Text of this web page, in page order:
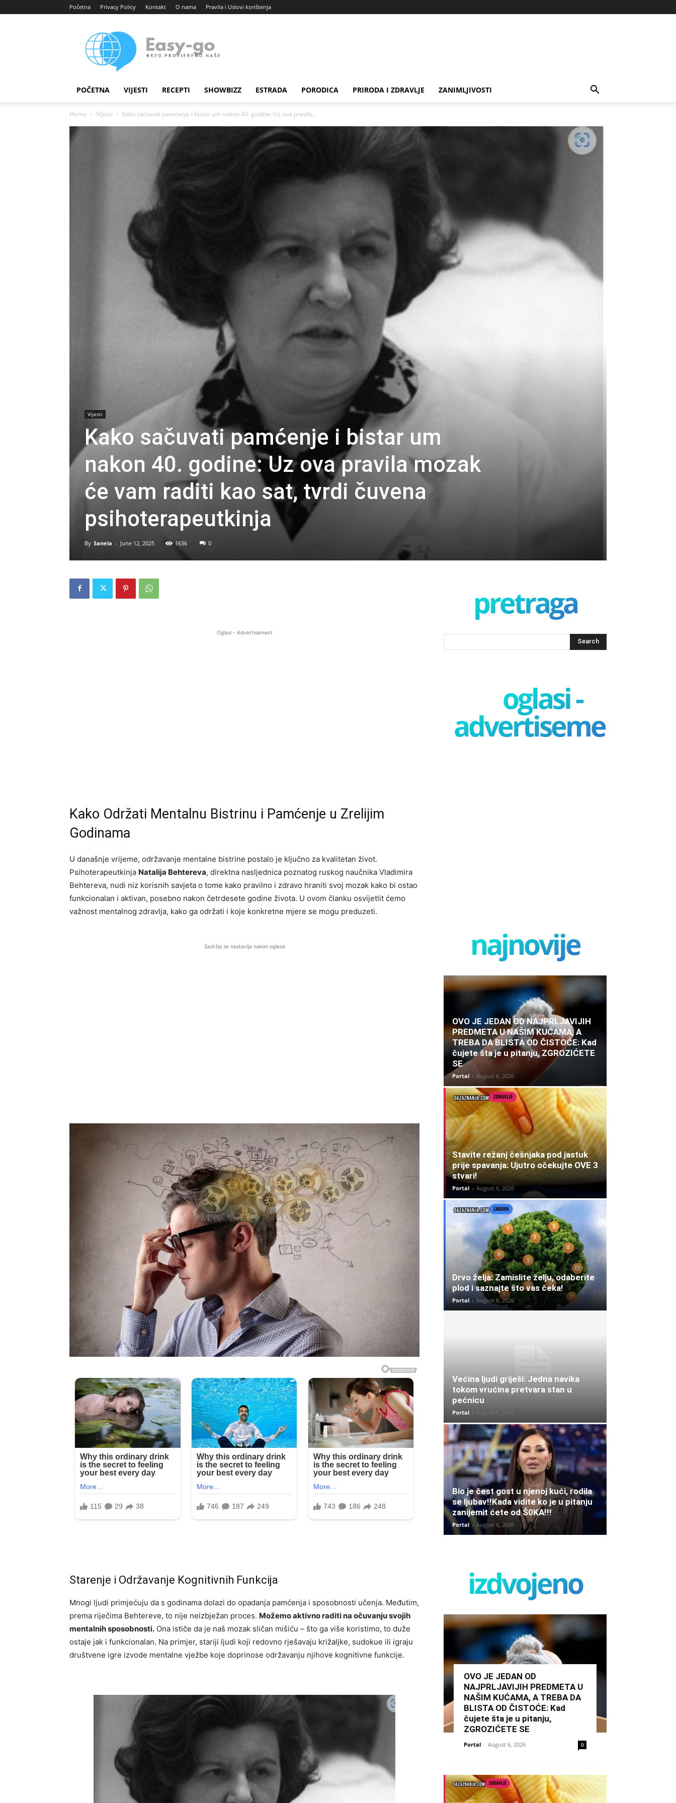
Početna Privacy Policy Kontakt O nama Pravila i Uslovi korištenja
portal
POČETNA VIJESTI RECEPTI SHOWBIZZ ESTRADA PORODICA PRIRODA I ZDRAVLJE ZANIMLJIVOSTI
Home Vijesti Kako sačuvati pamćenje i bistar um nakon 40. godine: Uz ova pravila...
Vijesti
Kako sačuvati pamćenje i bistar um
nakon 40. godine: Uz ova pravila mozak
će vam raditi kao sat, tvrdi čuvena
psihoterapeutkinja
By Sanela - June 12, 2025 1636 0
Oglasi - Advertisement
Kako Održati Mentalnu Bistrinu i Pamćenje u Zrelijim
Godinama
U današnje vrijeme, održavanje mentalne bistrine postalo je ključno za kvalitetan život.
Psihoterapeutkinja Natalija Behtereva, direktna nasljednica poznatog ruskog naučnika Vladimira
Behtereva, nudi niz korisnih savjeta o tome kako pravilno i zdravo hraniti svoj mozak kako bi ostao
funkcionalan i aktivan, posebno nakon četrdesete godine života. U ovom članku osvijetlit ćemo
važnost mentalnog zdravlja, kako ga održati i koje konkretne mjere se mogu preduzeti.
Sadržaj se nastavlja nakon oglasa
Starenje i Održavanje Kognitivnih Funkcija
Mnogi ljudi primjećuju da s godinama dolazi do opadanja pamćenja i sposobnosti učenja. Međutim,
prema riječima Behtereve, to nije neizbježan proces. Možemo aktivno raditi na očuvanju svojih
mentalnih sposobnosti. Ona ističe da je naš mozak sličan mišiću – što ga više koristimo, to duže
ostaje jak i funkcionalan. Na primjer, stariji ljudi koji redovno rješavaju križaljke, sudokue ili igraju
društvene igre izvode mentalne vježbe koje doprinose održavanju njihove kognitivne funkcije.
pretraga
oglasi -
advertisement
najnovije
OVO JE JEDAN OD NAJPRLJAVIJIH
PREDMETA U NAŠIM KUĆAMA, A
TREBA DA BLISTA OD ČISTOĆE: Kad
čujete šta je u pitanju, ZGROZIĆETE
SE
Portal - August 6, 2026
Stavite režanj češnjaka pod jastuk
prije spavanja: Ujutro očekujte OVE 3
stvari!
Portal - August 6, 2026
Drvo želja: Zamislite želju, odaberite
plod i saznajte što vas čeka!
Portal - August 6, 2026
Većina ljudi griješi: Jedna navika
tokom vrućina pretvara stan u
pećnicu
Portal - August 6, 2026
Bio je čest gost u njenoj kući, rodila
se ljubav!!Kada vidite ko je u pitanju
zanijemit ćete od Š0KA!!!
Portal - August 6, 2026
izdvojeno
OVO JE JEDAN OD
NAJPRLJAVIJIH PREDMETA U
NAŠIM KUĆAMA, A TREBA DA
BLISTA OD ČISTOĆE: Kad
čujete šta je u pitanju,
ZGROZIĆETE SE
Portal - August 6, 2026 0